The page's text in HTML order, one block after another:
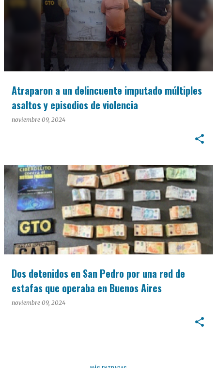
Atraparon a un delincuente imputado múltiples
asaltos y episodios de violencia
noviembre 09, 2024
Dos detenidos en San Pedro por una red de
estafas que operaba en Buenos Aires
noviembre 09, 2024